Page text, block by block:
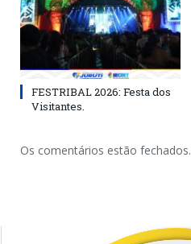
FESTRIBAL 2026: Festa dos
Visitantes.
Os comentários estão fechados.